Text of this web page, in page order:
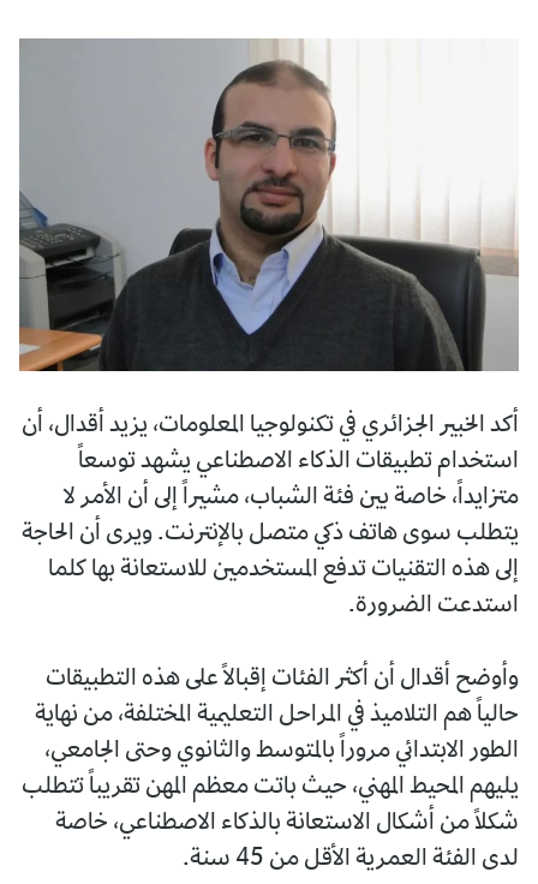
أكد الخبير الجزائري في تكنولوجيا المعلومات، يزيد أقدال، أن
استخدام تطبيقات الذكاء الاصطناعي يشهد توسعاً
متزايداً، خاصة بين فئة الشباب، مشيراً إلى أن الأمر لا
يتطلب سوى هاتف ذكي متصل بالإنترنت. ويرى أن الحاجة
إلى هذه التقنيات تدفع المستخدمين للاستعانة بها كلما
استدعت الضرورة.
وأوضح أقدال أن أكثر الفئات إقبالاً على هذه التطبيقات
حالياً هم التلاميذ في المراحل التعليمية المختلفة، من نهاية
الطور الابتدائي مروراً بالمتوسط والثانوي وحتى الجامعي،
يليهم المحيط المهني، حيث باتت معظم المهن تقريباً تتطلب
شكلاً من أشكال الاستعانة بالذكاء الاصطناعي، خاصة
لدى الفئة العمرية الأقل من 45 سنة.